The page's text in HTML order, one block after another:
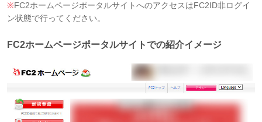
※FC2ホームページポータルサイトへのアクセスはFC2ID非ログイ
ン状態で行ってください。
FC2ホームページポータルサイトでの紹介イメージ